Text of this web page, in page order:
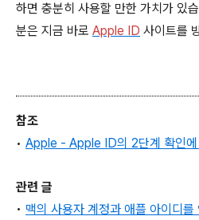
하면 충분히 사용할 만한 가치가 있
분은 지금 바로 Apple ID 사이트를
참조
• Apple - Apple ID의 2단계 확인에
관련 글
• 맥의 사용자 계정과 애플 아이디